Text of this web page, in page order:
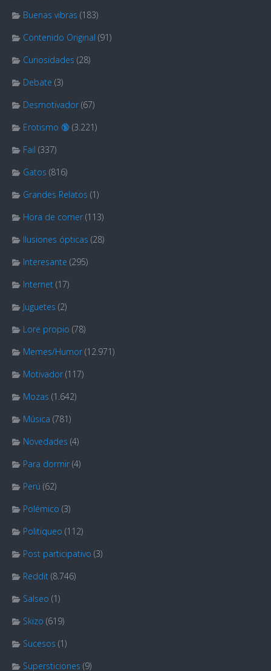
Buenas vibras (183)
Contenido Original (91)
Curiosidades (28)
Debate (3)
Desmotivador (67)
Erotismo 🔞 (3.221)
Fail (337)
Gatos (816)
Grandes Relatos (1)
Hora de comer (113)
Ilusiones ópticas (28)
Interesante (295)
Internet (17)
Juguetes (2)
Lore propio (78)
Memes/Humor (12.971)
Motivador (117)
Mozas (1.642)
Música (781)
Novedades (4)
Para dormir (4)
Perú (62)
Polémico (3)
Politiqueo (112)
Post participativo (3)
Reddit (8.746)
Salseo (1)
Skizo (619)
Sucesos (1)
Supersticiones (9)